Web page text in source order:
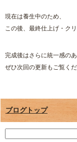
現在は養生中のため、
この後、最終仕上げ・ク
完成後はさらに統一感の
ぜひ次回の更新もご覧くだ
ブログトップ